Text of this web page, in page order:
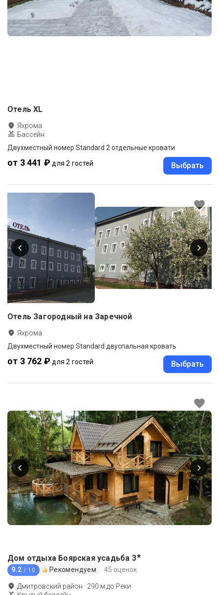
Отель XL
Яхрома
Бассейн
Двухместный номер Standard 2 отдельные кровати
от 3 441 ₽ для 2 гостей Выбрать
Отель Загородный на Заречной
Яхрома
Двухместный номер Standard двуспальная кровать
от 3 762 ₽ для 2 гостей Выбрать
Дом отдыха Боярская усадьба 3★
9.2 / 10 Рекомендуем 45 оценок
Дмитровский район · 290 м до Реки